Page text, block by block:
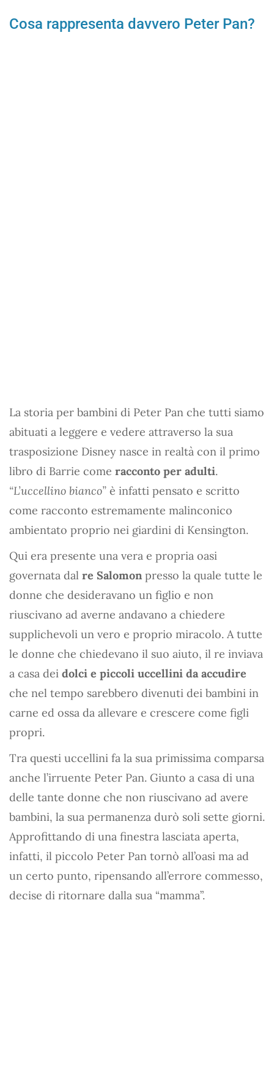
Cosa rappresenta davvero Peter Pan?
La storia per bambini di Peter Pan che tutti siamo
abituati a leggere e vedere attraverso la sua
trasposizione Disney nasce in realtà con il primo
libro di Barrie come racconto per adulti.
“L’uccellino bianco” è infatti pensato e scritto
come racconto estremamente malinconico
ambientato proprio nei giardini di Kensington.
Qui era presente una vera e propria oasi
governata dal re Salomon presso la quale tutte le
donne che desideravano un figlio e non
riuscivano ad averne andavano a chiedere
supplichevoli un vero e proprio miracolo. A tutte
le donne che chiedevano il suo aiuto, il re inviava
a casa dei dolci e piccoli uccellini da accudire
che nel tempo sarebbero divenuti dei bambini in
carne ed ossa da allevare e crescere come figli
propri.
Tra questi uccellini fa la sua primissima comparsa
anche l’irruente Peter Pan. Giunto a casa di una
delle tante donne che non riuscivano ad avere
bambini, la sua permanenza durò soli sette giorni.
Approfittando di una finestra lasciata aperta,
infatti, il piccolo Peter Pan tornò all’oasi ma ad
un certo punto, ripensando all’errore commesso,
decise di ritornare dalla sua “mamma”.